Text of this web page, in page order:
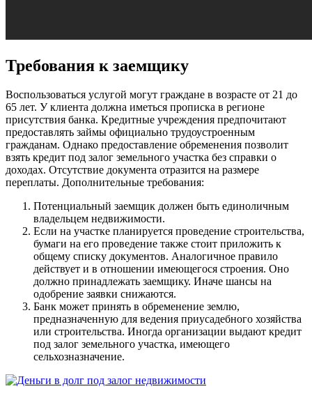
Требования к заемщику
Воспользоваться услугой могут граждане в возрасте от 21 до
65 лет. У клиента должна иметься прописка в регионе
присутствия банка. Кредитные учреждения предпочитают
предоставлять займы официально трудоустроенным
гражданам. Однако предоставление обременения позволит
взять кредит под залог земельного участка без справки о
доходах. Отсутствие документа отразится на размере
переплаты. Дополнительные требования:
Потенциальный заемщик должен быть единоличным
владельцем недвижимости.
Если на участке планируется проведение строительства,
бумаги на его проведение также стоит приложить к
общему списку документов. Аналогичное правило
действует и в отношении имеющегося строения. Оно
должно принадлежать заемщику. Иначе шансы на
одобрение заявки снижаются.
Банк может принять в обременение землю,
предназначенную для ведения приусадебного хозяйства
или строительства. Иногда организации выдают кредит
под залог земельного участка, имеющего
сельхозназначение.